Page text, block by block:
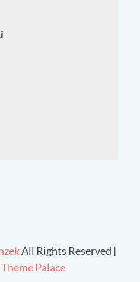
All Rights Reserved |
Theme Palace